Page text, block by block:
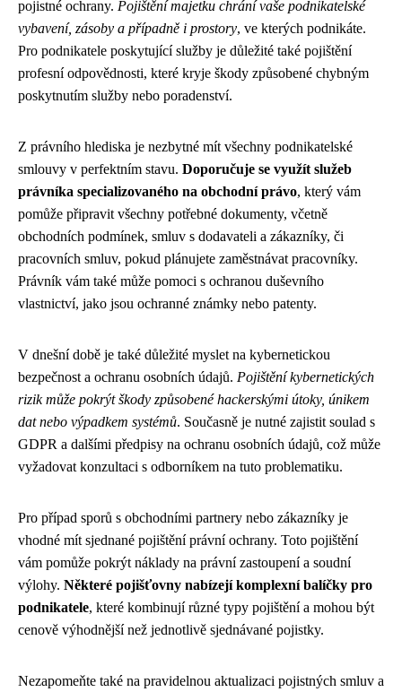
pojistné ochrany. Pojištění majetku chrání vaše podnikatelské
vybavení, zásoby a případně i prostory, ve kterých podnikáte.
Pro podnikatele poskytující služby je důležité také pojištění
profesní odpovědnosti, které kryje škody způsobené chybným
poskytnutím služby nebo poradenství.
Z právního hlediska je nezbytné mít všechny podnikatelské
smlouvy v perfektním stavu. Doporučuje se využít služeb
právníka specializovaného na obchodní právo, který vám
pomůže připravit všechny potřebné dokumenty, včetně
obchodních podmínek, smluv s dodavateli a zákazníky, či
pracovních smluv, pokud plánujete zaměstnávat pracovníky.
Právník vám také může pomoci s ochranou duševního
vlastnictví, jako jsou ochranné známky nebo patenty.
V dnešní době je také důležité myslet na kybernetickou
bezpečnost a ochranu osobních údajů. Pojištění kybernetických
rizik může pokrýt škody způsobené hackerskými útoky, únikem
dat nebo výpadkem systémů. Současně je nutné zajistit soulad s
GDPR a dalšími předpisy na ochranu osobních údajů, což může
vyžadovat konzultaci s odborníkem na tuto problematiku.
Pro případ sporů s obchodními partnery nebo zákazníky je
vhodné mít sjednané pojištění právní ochrany. Toto pojištění
vám pomůže pokrýt náklady na právní zastoupení a soudní
výlohy. Některé pojišťovny nabízejí komplexní balíčky pro
podnikatele, které kombinují různé typy pojištění a mohou být
cenově výhodnější než jednotlivě sjednávané pojistky.
Nezapomeňte také na pravidelnou aktualizaci pojistných smluv a